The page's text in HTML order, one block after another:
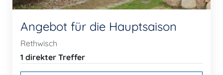
Angebot für die Hauptsaison
Rethwisch
1 direkter Treffer